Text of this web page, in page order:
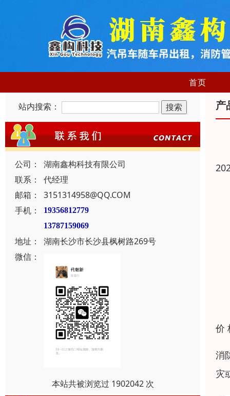
首页
站内搜索：
公司：
湖南鑫构科技有限公司
联系：
代经理
邮箱：
3151314958@QQ.COM
手机：
19356812779
13787159069
地址：
湖南长沙市长沙县枫树路269号
微信：
本站共被浏览过 1902042 次
产
价
消
灾